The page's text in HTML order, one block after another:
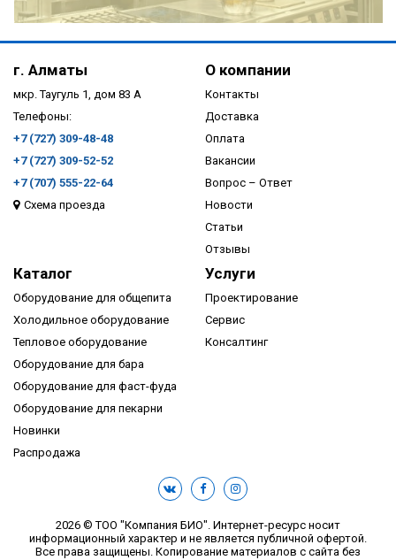
ПОДРОБНЕЕ
ПОДРОБНЕЕ
г. Алматы
мкр. Таугуль 1, дом 83 А
Телефоны:
+7 (727) 309-48-48
+7 (727) 309-52-52
+7 (707) 555-22-64
Схема проезда
О компании
Контакты
Доставка
Оплата
Вакансии
Вопрос – Ответ
Новости
Статьи
Отзывы
Каталог
Оборудование для общепита
Холодильное оборудование
Тепловое оборудование
Оборудование для бара
Оборудование для фаст-фуда
Оборудование для пекарни
Новинки
Распродажа
Услуги
Проектирование
Сервис
Консалтинг
2026 © ТОО "Компания БИО". Интернет-ресурс носит
информационный характер и не является публичной офертой.
Все права защищены. Копирование материалов с сайта без